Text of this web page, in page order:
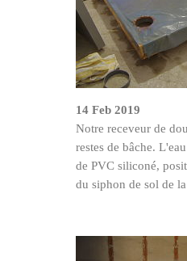
14 Feb 2019
Notre receveur de
restes de bâche.
de PVC siliconé,
du siphon de sol de